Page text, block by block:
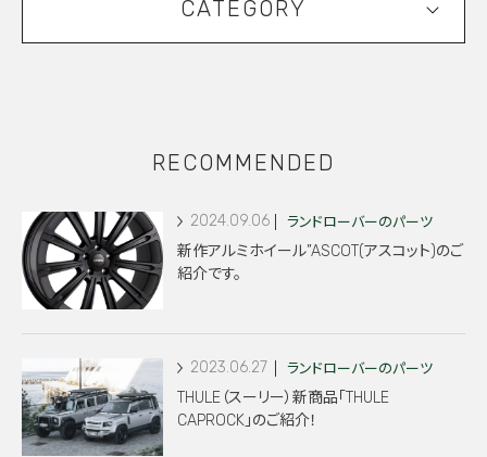
CATEGORY
RECOMMENDED
2024.09.06 ランドローバーのパーツ
新作アルミホイール”ASCOT(アスコット)のご
紹介です。
2023.06.27 ランドローバーのパーツ
THULE（スーリー）新商品「THULE
CAPROCK」のご紹介！